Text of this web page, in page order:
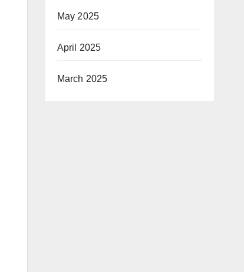
May 2025
April 2025
March 2025